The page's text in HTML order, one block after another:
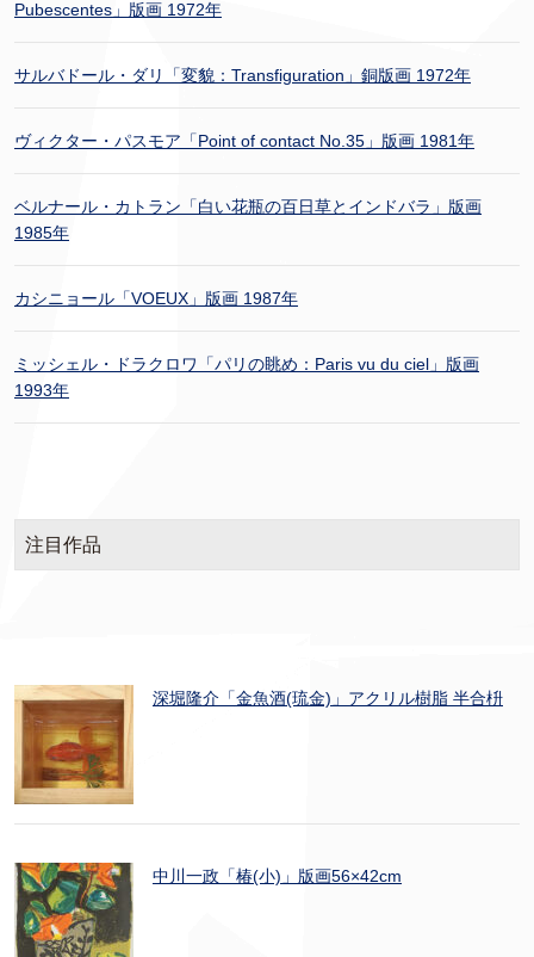
Pubescentes」版画 1972年
サルバドール・ダリ「変貌：Transfiguration」銅版画 1972年
ヴィクター・パスモア「Point of contact No.35」版画 1981年
ベルナール・カトラン「白い花瓶の百日草とインドバラ」版画
1985年
カシニョール「VOEUX」版画 1987年
ミッシェル・ドラクロワ「パリの眺め：Paris vu du ciel」版画
1993年
注目作品
深堀隆介「金魚酒(琉金)」アクリル樹脂 半合枡
中川一政「椿(小)」版画56×42cm